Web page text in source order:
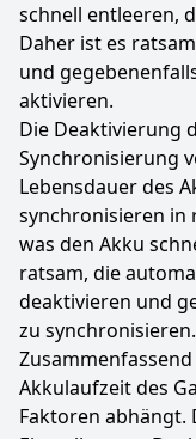
schnell entleeren,
Daher ist es
und
aktivieren.
Die Deaktivierung
Synchronisierung
Lebensdauer des
synchronisieren in
was den Akku
ratsam, die
deaktivieren und
zu synchronisieren.
Akkulaufzeit des
Faktoren abhängt.